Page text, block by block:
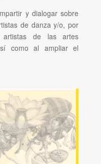
y dialogar sobre
de danza y/o, por
artistas de las artes
como al ampliar el